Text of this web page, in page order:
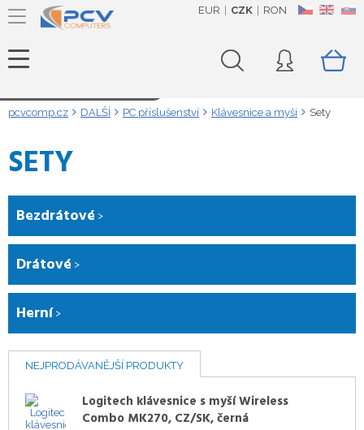
CZ EN SK
EUR CZK RON
pcvcomp.cz DALŠÍ PC příslušenství Klávesnice a myši Sety
SETY
Bezdrátové
Drátové
Herní
NEJPRODÁVANĚJŠÍ PRODUKTY
Logitech klávesnice s myší Wireless
Combo MK270, CZ/SK, černá